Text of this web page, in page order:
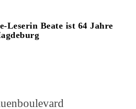
Leserin Beate ist 64 Jahre